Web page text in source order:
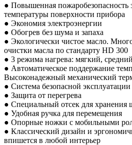
● Повышенная пожаробезопасность
температуры поверхности прибора
● Экономия электроэнергии
● Обогрев без шума и запаха
● Экологически чистое масло.
очистки масла по стандарту HD 300
● 3 режима нагрева: мягкий,
● Автоматическое поддержание
Высоконадежный механический
● Система безопасной
● Защита от перегрева
● Специальный отсек для хранения
● Удобная ручка для перемещения
● Опорные ножки с мобильными
● Классический дизайн и
впишется в любой интерьер